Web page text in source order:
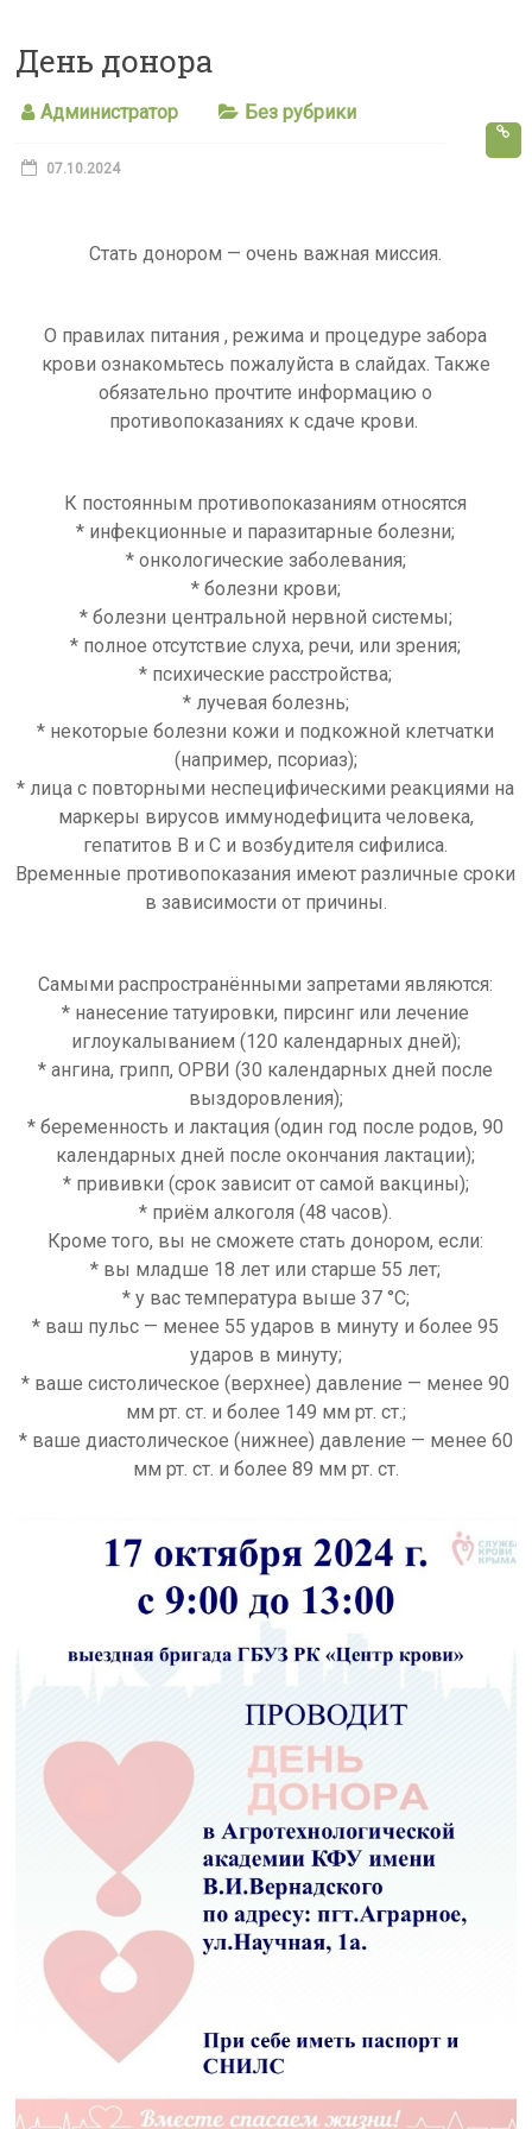
День донора
Администратор Без рубрики
07.10.2024
Стать донором — очень важная миссия.
О правилах питания , режима и процедуре забора
крови ознакомьтесь пожалуйста в слайдах. Также
обязательно прочтите информацию о
противопоказаниях к сдаче крови.
К постоянным противопоказаниям относятся
* инфекционные и паразитарные болезни;
* онкологические заболевания;
* болезни крови;
* болезни центральной нервной системы;
* полное отсутствие слуха, речи, или зрения;
* психические расстройства;
* лучевая болезнь;
* некоторые болезни кожи и подкожной клетчатки
(например, псориаз);
* лица с повторными неспецифическими реакциями на
маркеры вирусов иммунодефицита человека,
гепатитов B и C и возбудителя сифилиса.
Временные противопоказания имеют различные сроки
в зависимости от причины.
Самыми распространёнными запретами являются:
* нанесение татуировки, пирсинг или лечение
иглоукалыванием (120 календарных дней);
* ангина, грипп, ОРВИ (30 календарных дней после
выздоровления);
* беременность и лактация (один год после родов, 90
календарных дней после окончания лактации);
* прививки (срок зависит от самой вакцины);
* приём алкоголя (48 часов).
Кроме того, вы не сможете стать донором, если:
* вы младше 18 лет или старше 55 лет;
* у вас температура выше 37 °C;
* ваш пульс — менее 55 ударов в минуту и более 95
ударов в минуту;
* ваше систолическое (верхнее) давление — менее 90
мм рт. ст. и более 149 мм рт. ст.;
* ваше диастолическое (нижнее) давление — менее 60
мм рт. ст. и более 89 мм рт. ст.
i
k